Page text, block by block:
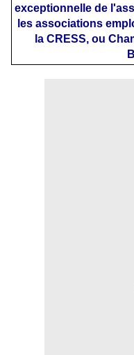
exceptionnelle de
les associations
la CRESS, ou